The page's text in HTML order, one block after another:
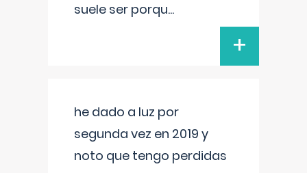
suele ser porqu...
+
he dado a luz por
segunda vez en 2019 y
noto que tengo perdidas